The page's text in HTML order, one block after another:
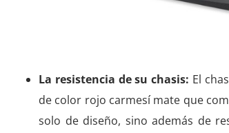
La resistencia de su chasis: El
de color rojo carmesí mate que
solo de diseño, sino además de